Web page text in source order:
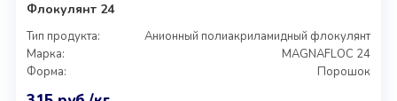
Флокулянт 24
Тип продукта:
Анионный полиакриламидный флокулянт
Марка:
MAGNAFLOC 24
Форма:
Порошок